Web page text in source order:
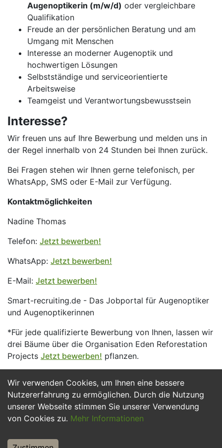
Wir verwenden Cookies, um Ihnen eine bessere
Nutzererfahrung zu ermöglichen. Durch die Nutzung
unserer Webseite stimmen Sie unserer Verwendung
von Cookies zu. Mehr Informationen
Augenoptikerin (m/w/d) oder vergleichbare
Qualifikation
Freude an der persönlichen Beratung und am
Umgang mit Menschen
Interesse an moderner Augenoptik und
hochwertigen Lösungen
Selbstständige und serviceorientierte
Arbeitsweise
Teamgeist und Verantwortungsbewusstsein
Interesse?
Wir freuen uns auf Ihre Bewerbung und melden uns in
der Regel innerhalb von 24 Stunden bei Ihnen zurück.
Bei Fragen stehen wir Ihnen gerne telefonisch, per
WhatsApp, SMS oder E-Mail zur Verfügung.
Kontaktmöglichkeiten
Nadine Thomas
Telefon: Jetzt bewerben!
WhatsApp: Jetzt bewerben!
E-Mail: Jetzt bewerben!
Smart-recruiting.de - Das Jobportal für Augenoptiker
und Augenoptikerinnen
*Für jede qualifizierte Bewerbung von Ihnen, lassen wir
drei Bäume über die Organisation Eden Reforestation
Projects Jetzt bewerben! pflanzen.
Jetzt Bewerben